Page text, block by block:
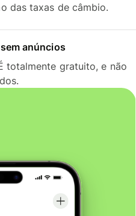
das taxas de câmbio.
anúncios
totalmente gratuito, e não